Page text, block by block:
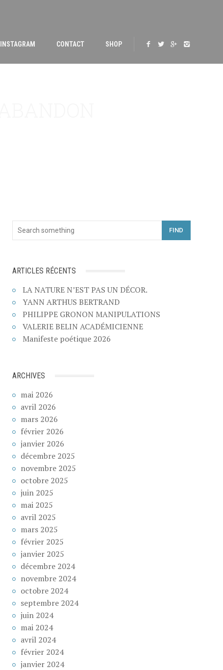
INSTAGRAM CONTACT SHOP
FIND
ARTICLES RÉCENTS
LA NATURE N’EST PAS UN DÉCOR.
YANN ARTHUS BERTRAND
PHILIPPE GRONON MANIPULATIONS
VALERIE BELIN ACADÉMICIENNE
Manifeste poétique 2026
ARCHIVES
mai 2026
avril 2026
mars 2026
février 2026
janvier 2026
décembre 2025
novembre 2025
octobre 2025
juin 2025
mai 2025
avril 2025
mars 2025
février 2025
janvier 2025
décembre 2024
novembre 2024
octobre 2024
septembre 2024
juin 2024
mai 2024
avril 2024
février 2024
janvier 2024